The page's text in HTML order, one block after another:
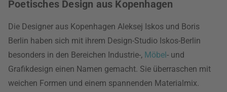
Poetisches Design aus Kopenhagen
Die Designer aus Kopenhagen Aleksej Iskos und Boris
Berlin haben sich mit ihrem Design-Studio Iskos-Berlin
besonders in den Bereichen Industrie-, Möbel- und
Grafikdesign einen Namen gemacht. Sie überraschen mit
weichen Formen und einem spannenden Materialmix.